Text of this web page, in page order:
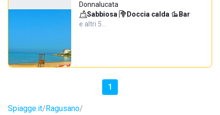
Donnalucata
Sabbiosa· Doccia calda· Bar·
e altri 5…
1
Spiagge.it Ragusano